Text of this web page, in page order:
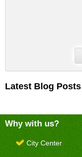
Latest Blog Posts
Why with us?
City Center